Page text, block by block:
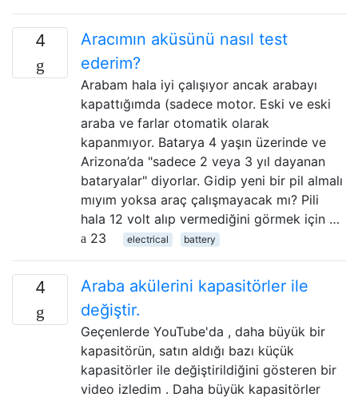
4
Aracımın aküsünü nasıl test
ederim?
Arabam hala iyi çalışıyor ancak arabayı
kapattığımda (sadece motor. Eski ve eski
araba ve farlar otomatik olarak
kapanmıyor. Batarya 4 yaşın üzerinde ve
Arizona’da "sadece 2 veya 3 yıl dayanan
bataryalar" diyorlar. Gidip yeni bir pil almalı
mıyım yoksa araç çalışmayacak mı? Pili
hala 12 volt alıp vermediğini görmek için …
23
electrical battery
4
Araba akülerini kapasitörler ile
değiştir.
Geçenlerde YouTube'da , daha büyük bir
kapasitörün, satın aldığı bazı küçük
kapasitörler ile değiştirildiğini gösteren bir
video izledim . Daha büyük kapasitörler